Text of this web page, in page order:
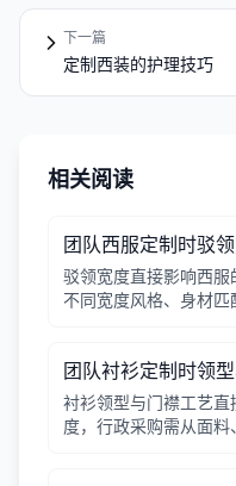
下一篇
定制西装的护理技巧
相关阅读
团队西服定制时驳
驳领宽度直接影响西服
不同宽度风格、身材匹
团队衬衫定制时领
衬衫领型与门襟工艺
度，行政采购需从面料